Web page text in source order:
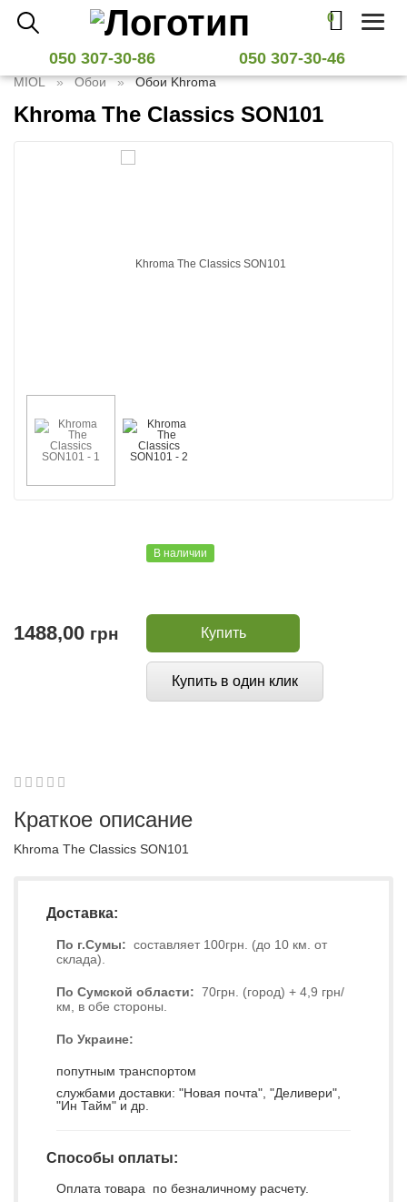
0
Toggle
050 307-30-86 050 307-30-46
MIOL Обои Обои Khroma
Khroma The Classics SON101
В наличии
1488,00 грн Купить
Купить в один клик
12345
Краткое описание
Khroma The Classics SON101
Доставка:
По г.Сумы: составляет 100грн. (до 10 км. от
склада).
По Сумской области: 70грн. (город) + 4,9 грн/
км, в обе стороны.
По Украине:
попутным транспортом
службами доставки: "Новая почта", "Деливери",
"Ин Тайм" и др.
Способы оплаты:
Оплата товара по безналичному расчету.